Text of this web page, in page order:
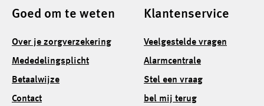
Goed om te weten
Over je zorgverzekering
Mededelingsplicht
Betaalwijze
Contact
Klantenservice
Veelgestelde vragen
Alarmcentrale
Stel een vraag
bel mij terug